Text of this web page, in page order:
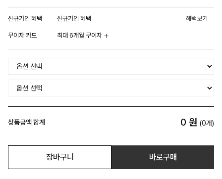
신규가입 혜택 신규가입 혜택 혜택보기
무이자 카드 최대 6개월 무이자
상품금액 합계 0 원 (0개)
장바구니 바로구매